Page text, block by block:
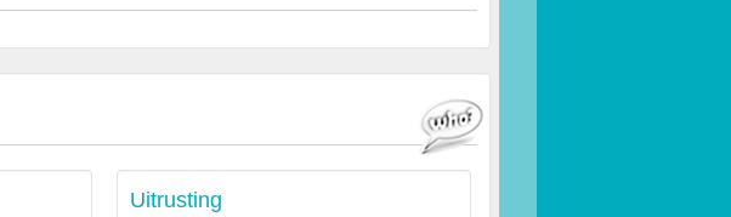
Uitrusting